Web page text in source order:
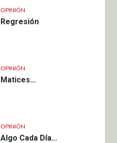
OPINIÓN
Regresión
OPINIÓN
Matices…
OPINIÓN
Algo Cada Día…